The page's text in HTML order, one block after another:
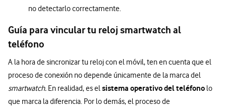
no detectarlo correctamente.
Guía para vincular tu reloj smartwatch al
teléfono
A la hora de sincronizar tu reloj con el móvil, ten en cuenta que el
proceso de conexión no depende únicamente de la marca del
smartwatch. En realidad, es elsistema operativo del teléfono lo
que marca la diferencia. Por lo demás, el proceso de